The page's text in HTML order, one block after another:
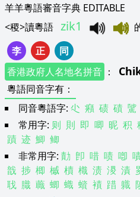
羊羊粵語審音字典 EDITABLE
<稷>讀粵語 zik1
李
正
同
香港政府人名地名拼音 ：
粵語同音字有 ：
同音粵語字: 尐 癪 碛 磧 騭
常用字: 则 則 即 唧 昵 积
蹟 迹 鯽 鲫
非常用字: 勣 卽 唶 啧 喞
戠 捗 楖 槭 樍 樴 渍 溭 漬
聀 膱 蘵 蝍 蟙 蠀 襀 踖 軄